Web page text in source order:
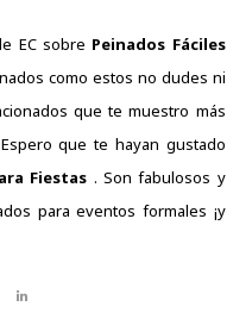
ECsobre Peinados Fáciles
como estos no dudes ni
que te muestro más
Espero que te hayan gustado
Fiestas . Son fabulosos y
para eventos formales ¡y
Pin